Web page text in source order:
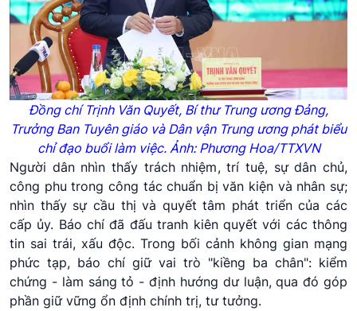
Đồng chí Trịnh Văn Quyết, Bí thư Trung ương Đảng,
Trưởng Ban Tuyên giáo và Dân vận Trung ương phát biểu
chỉ đạo buổi làm việc. Ảnh: Phương Hoa/TTXVN
Người dân nhìn thấy trách nhiệm, trí tuệ, sự dân chủ,
công phu trong công tác chuẩn bị văn kiện và nhân sự;
nhìn thấy sự cầu thị và quyết tâm phát triển của các
cấp ủy. Báo chí đã đấu tranh kiên quyết với các thông
tin sai trái, xấu độc. Trong bối cảnh không gian mạng
phức tạp, báo chí giữ vai trò "kiềng ba chân": kiểm
chứng - làm sáng tỏ - định hướng dư luận, qua đó góp
phần giữ vững ổn định chính trị, tư tưởng.